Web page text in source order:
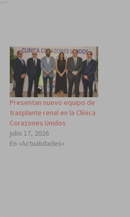
Presentan nuevo equipo de
trasplante renal en la Clínica
Corazones Unidos
julio 17, 2026
En «Actualidades»